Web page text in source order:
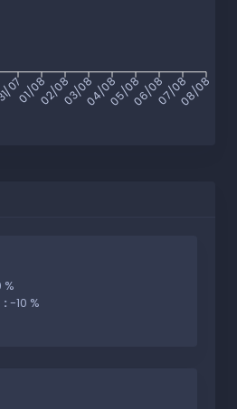
07
01/0802/0803/0804/0805/0806/0807/0808/08
%
-10 %